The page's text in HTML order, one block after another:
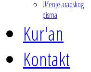
Učenje arapskog
pisma
Kur'an
Kontakt